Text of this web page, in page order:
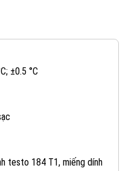
±0.5 °C
testo 184 T1, miếng dính